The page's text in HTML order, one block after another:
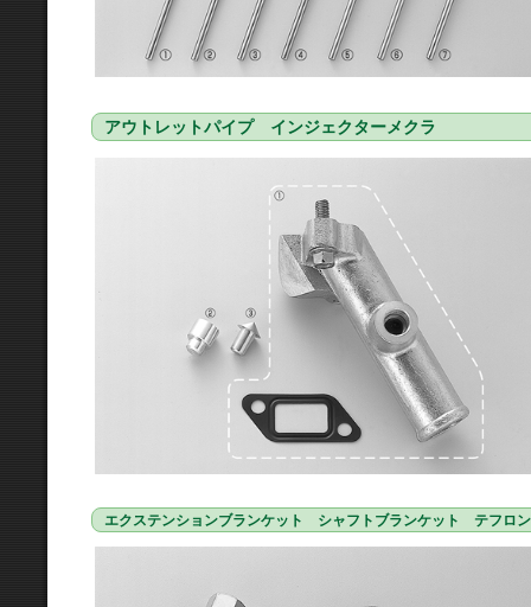
アウトレットパイプ インジェクターメクラ
エクステンションブランケット シャフトブランケット テフ